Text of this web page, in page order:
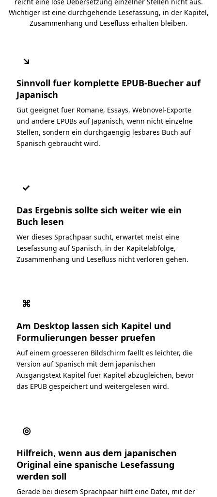
Wichtiger ist eine durchgehende Lesefassung, in der Kapitel,
Zusammenhang und Lesefluss erhalten bleiben.
↘
Sinnvoll fuer komplette EPUB-Buecher auf
Japanisch
Gut geeignet fuer Romane, Essays, Webnovel-Exporte
und andere EPUBs auf Japanisch, wenn nicht einzelne
Stellen, sondern ein durchgaengig lesbares Buch auf
Spanisch gebraucht wird.
✓
Das Ergebnis sollte sich weiter wie ein
Buch lesen
Wer dieses Sprachpaar sucht, erwartet meist eine
Lesefassung auf Spanisch, in der Kapitelabfolge,
Zusammenhang und Lesefluss nicht verloren gehen.
⌘
Am Desktop lassen sich Kapitel und
Formulierungen besser pruefen
Auf einem groesseren Bildschirm faellt es leichter, die
Version auf Spanisch mit dem japanischen
Ausgangstext Kapitel fuer Kapitel abzugleichen, bevor
das EPUB gespeichert und weitergelesen wird.
◎
Hilfreich, wenn aus dem japanischen
Original eine spanische Lesefassung
werden soll
Gerade bei diesem Sprachpaar hilft eine Datei, mit der